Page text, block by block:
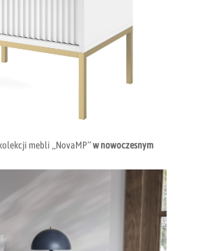
mebli „NovaMP”w nowoczesnym